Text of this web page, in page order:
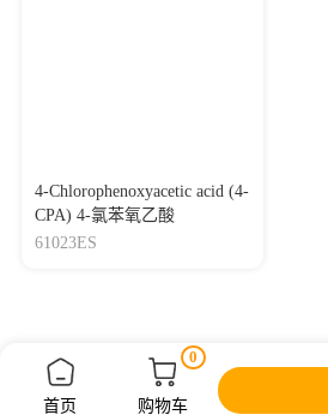
4-Chlorophenoxyacetic acid (4-
CPA) 4-氯苯氧乙酸
61023ES
首页 购物车
0